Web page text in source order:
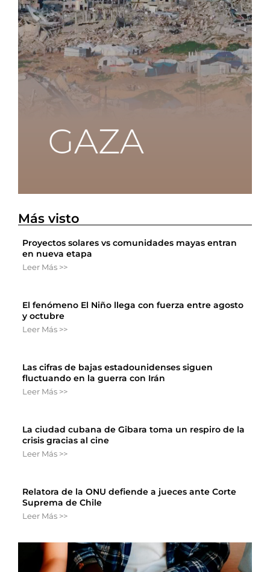
Más visto
Proyectos solares vs comunidades mayas entran
en nueva etapa
Leer Más >>
El fenómeno El Niño llega con fuerza entre agosto
y octubre
Leer Más >>
Las cifras de bajas estadounidenses siguen
fluctuando en la guerra con Irán
Leer Más >>
La ciudad cubana de Gibara toma un respiro de la
crisis gracias al cine
Leer Más >>
Relatora de la ONU defiende a jueces ante Corte
Suprema de Chile
Leer Más >>